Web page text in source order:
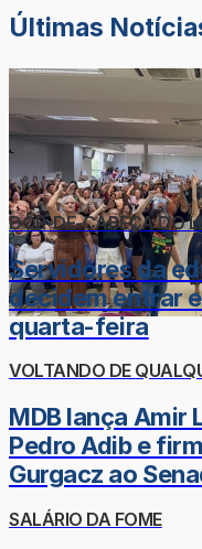
Últimas
DOR-DE-CABEÇA DO
Servidores da
decidem entrar
quarta-feira
VOLTANDO DE
MDB lança Amir
Pedro Adib e
Gurgacz ao
SALÁRIO DA FOME